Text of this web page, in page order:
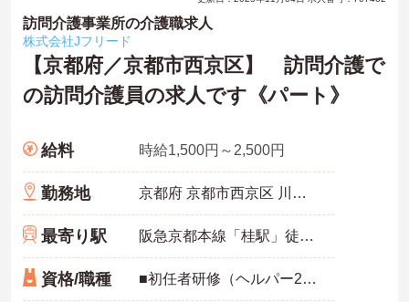
訪問介護事業所の介護職求人
株式会社Jフリード
【京都府／京都市西京区】 訪問介護で
の訪問介護員の求人です《パート》
給料 時給1,500円～2,500円
勤務地 京都府 京都市西京区 川島松ノ木本町14番地アビタシオン川島1階
最寄り駅 阪急京都本線「桂駅」徒歩10分
資格/職種 ■初任者研修（ヘルパー2級）、実務者研修（ヘルパー1級）、介護福祉士のいずれか※未経験も相談可 ■バイク免許あれば尚可